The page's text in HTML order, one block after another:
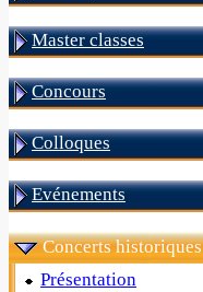
Master classes
Concours
Colloques
Evénements
Concerts historiques
Présentation